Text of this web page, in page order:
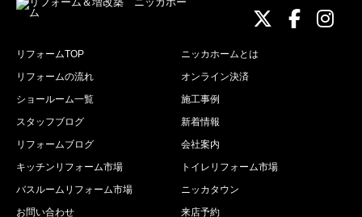
ニッカ
ニッニ
リフォームTOP
ニッカホームとは
リフォームの流れ
オンライン決済
ショールーム一覧
施工事例
スタッフブログ
新着情報
リフォームブログ
会社案内
キッチンリフォーム市場
トイレリフォーム市場
バスルームリフォーム市場
ニッカタウン
お問い合わせ
来店予約